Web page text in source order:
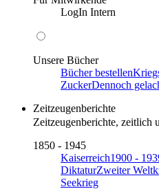
LogIn Intern
Unsere Bücher
Bücher bestellen
ZuckerDennoch
Zeitzeugenberichte
Zeitzeugenberichte, zeitlich
1850 - 1945
Kaiserreich1900 -
DiktaturZweiter
Seekrieg